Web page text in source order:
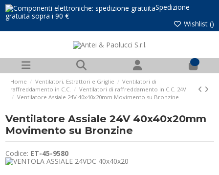
Spedizione
gratuita sopra i 90 €
Wishlist ()
Home Ventilatori, Estrattori e Griglie
Ventilatori di
raffreddamento in C.C.
Ventilatori di raffreddamento in C.C. 24V
Ventilatore Assiale 24V 40x40x20mm Movimento su Bronzine
Ventilatore Assiale 24V 40x40x20mm
Movimento su Bronzine
Codice: ET-45-9580